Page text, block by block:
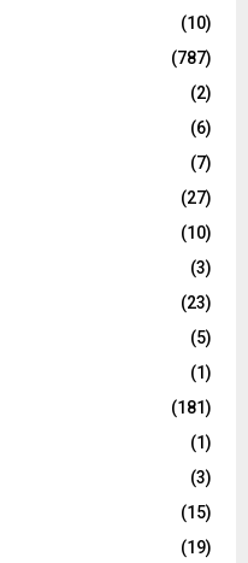
(10)
(787)
(2)
(6)
(7)
(27)
(10)
(3)
(23)
(5)
(1)
(181)
(1)
(3)
(15)
(19)